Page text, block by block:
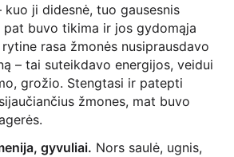
kuo ji didesnė, tuo gausesnis
pat buvo tikima ir jos gydomąja
rasa žmonės nusiprausdavo
– tai suteikdavo energijos, veidui
grožio. Stengtasi ir patepti
žmones, mat buvo
gyvuliai. Nors saulė, ugnis,